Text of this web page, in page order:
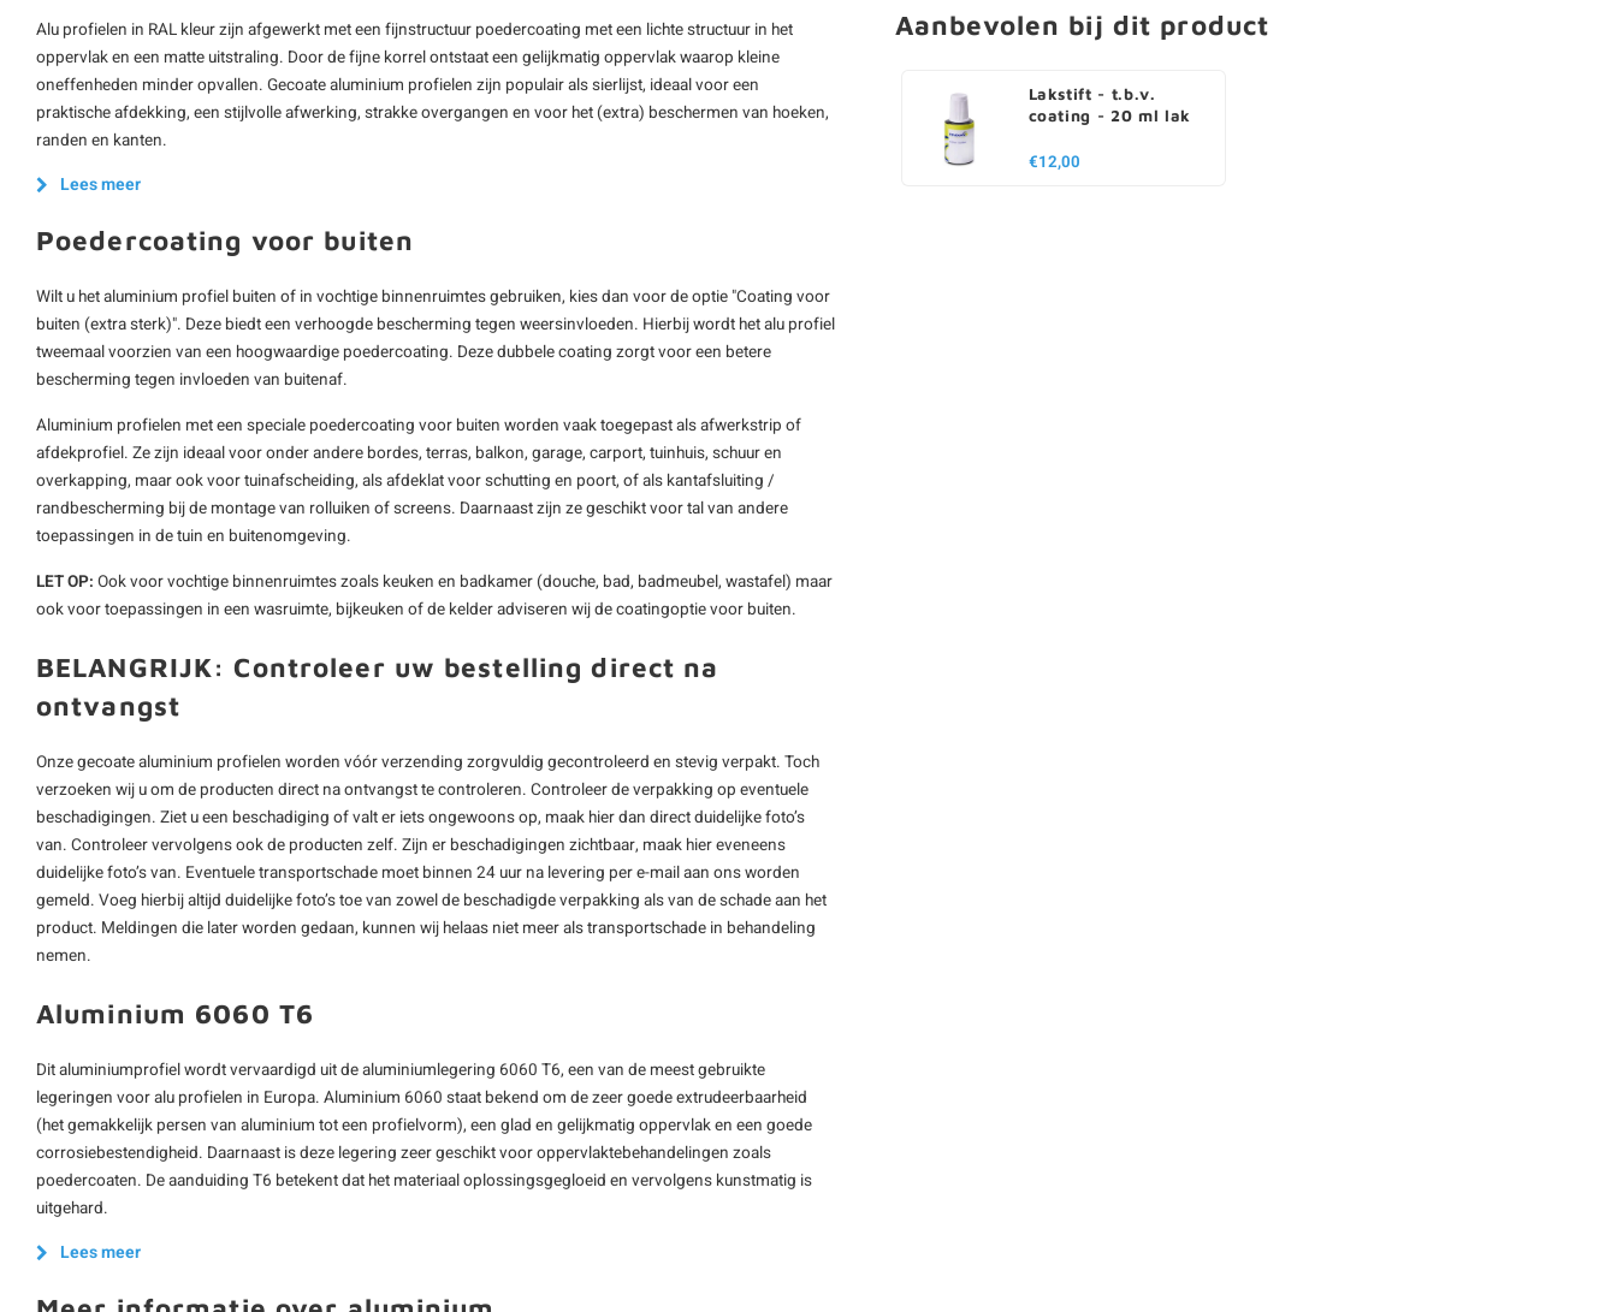
Alu profielen in RAL kleur zijn afgewerkt met een fijnstructuur poedercoating met een lichte structuur in het
oppervlak en een matte uitstraling. Door de fijne korrel ontstaat een gelijkmatig oppervlak waarop kleine
oneffenheden minder opvallen. Gecoate aluminium profielen zijn populair als sierlijst, ideaal voor een
praktische afdekking, een stijlvolle afwerking, strakke overgangen en voor het (extra) beschermen van hoeken,
randen en kanten.
Lees meer
Poedercoating voor buiten
Wilt u het aluminium profiel buiten of in vochtige binnenruimtes gebruiken, kies dan voor de optie "Coating voor
buiten (extra sterk)". Deze biedt een verhoogde bescherming tegen weersinvloeden. Hierbij wordt het alu profiel
tweemaal voorzien van een hoogwaardige poedercoating. Deze dubbele coating zorgt voor een betere
bescherming tegen invloeden van buitenaf.
Aluminium profielen met een speciale poedercoating voor buiten worden vaak toegepast als afwerkstrip of
afdekprofiel. Ze zijn ideaal voor onder andere bordes, terras, balkon, garage, carport, tuinhuis, schuur en
overkapping, maar ook voor tuinafscheiding, als afdeklat voor schutting en poort, of als kantafsluiting /
randbescherming bij de montage van rolluiken of screens. Daarnaast zijn ze geschikt voor tal van andere
toepassingen in de tuin en buitenomgeving.
LET OP: Ook voor vochtige binnenruimtes zoals keuken en badkamer (douche, bad, badmeubel, wastafel) maar
ook voor toepassingen in een wasruimte, bijkeuken of de kelder adviseren wij de coatingoptie voor buiten.
BELANGRIJK: Controleer uw bestelling direct na
ontvangst
Onze gecoate aluminium profielen worden vóór verzending zorgvuldig gecontroleerd en stevig verpakt. Toch
verzoeken wij u om de producten direct na ontvangst te controleren. Controleer de verpakking op eventuele
beschadigingen. Ziet u een beschadiging of valt er iets ongewoons op, maak hier dan direct duidelijke foto’s
van. Controleer vervolgens ook de producten zelf. Zijn er beschadigingen zichtbaar, maak hier eveneens
duidelijke foto’s van. Eventuele transportschade moet binnen 24 uur na levering per e-mail aan ons worden
gemeld. Voeg hierbij altijd duidelijke foto’s toe van zowel de beschadigde verpakking als van de schade aan het
product. Meldingen die later worden gedaan, kunnen wij helaas niet meer als transportschade in behandeling
nemen.
Aluminium 6060 T6
Dit aluminiumprofiel wordt vervaardigd uit de aluminiumlegering 6060 T6, een van de meest gebruikte
legeringen voor alu profielen in Europa. Aluminium 6060 staat bekend om de zeer goede extrudeerbaarheid
(het gemakkelijk persen van aluminium tot een profielvorm), een glad en gelijkmatig oppervlak en een goede
corrosiebestendigheid. Daarnaast is deze legering zeer geschikt voor oppervlaktebehandelingen zoals
poedercoaten. De aanduiding T6 betekent dat het materiaal oplossingsgegloeid en vervolgens kunstmatig is
uitgehard.
Lees meer
Aanbevolen bij dit product
Lakstift - t.b.v.
coating - 20 ml lak
€12,00